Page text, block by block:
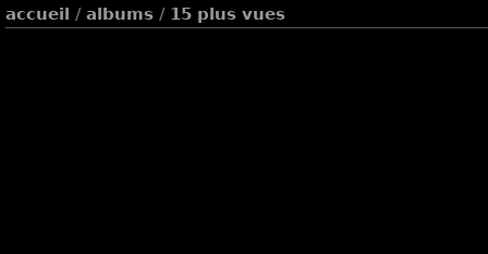
accueil / albums/ 15 plus vues